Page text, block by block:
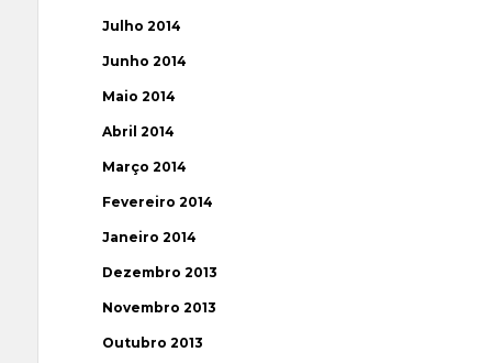
Julho 2014
Junho 2014
Maio 2014
Abril 2014
Março 2014
Fevereiro 2014
Janeiro 2014
Dezembro 2013
Novembro 2013
Outubro 2013